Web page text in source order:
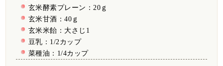
玄米酵素プレーン：20ｇ
玄米甘酒：40ｇ
玄米米飴：大さじ1
豆乳：1/2カップ
菜種油：1/4カップ